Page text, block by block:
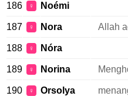
186 ♀ Noémi
187 ♀ Nora Allah
188 ♀ Nóra
189 ♀ Norina
190 ♀ Orsolya